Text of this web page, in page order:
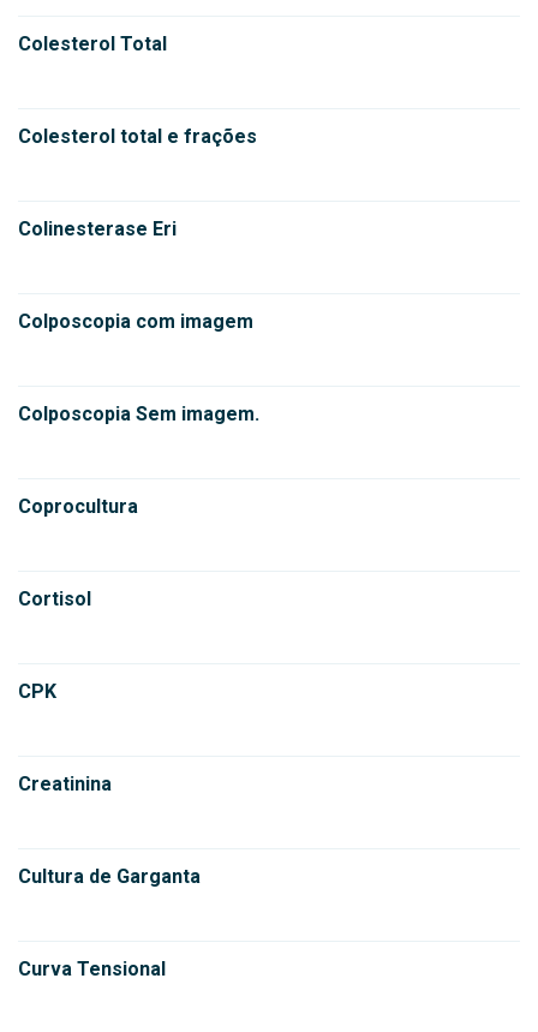
Colesterol Total
Colesterol total e frações
Colinesterase Eri
Colposcopia com imagem
Colposcopia Sem imagem.
Coprocultura
Cortisol
CPK
Creatinina
Cultura de Garganta
Curva Tensional